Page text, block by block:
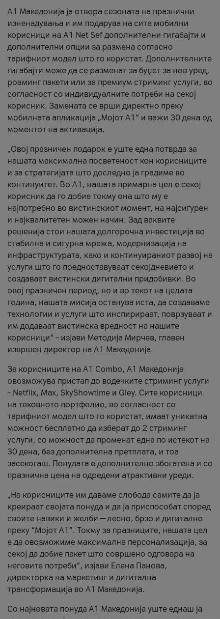
А1 Македонија ја отвора сезоната на празнични
изненадувања и им подарува на сите мобилни
корисници на A1 Net Sef дополнителни гигабајти и
дополнителни опции за размена согласно
тарифниот модел што го користат. Дополнителните
гигабајти може да се разменат за буџет за нов уред,
роаминг пакети или за премиум стриминг услуги, во
согласност со индивидуалните потреби на секој
корисник. Замената се врши директно преку
мобилната апликација „Мојот А1“ и важи 30 дена од
моментот на активација.
„Овој празничен подарок е уште една потврда за
нашата максимална посветеност кон корисниците
и за стратегијата што доследно ја градиме во
континуитет. Во А1, нашата примарна цел е секој
корисник да го добие токму она што му е
најпотребно во вистинскиот момент, на најсигурен
и најквалитетен можен начин. Зад ваквите
решенија стои нашата долгорочна инвестиција во
стабилна и сигурна мрежа, модернизација на
инфраструктурата, како и континуираниот развој на
услуги што го поедноставуваат секојдневието и
создаваат вистински дигитални придобивки. Во
овој празничен период, но и во текот на целата
година, нашата мисија останува иста, да создаваме
технологии и услуги што инспирираат, поврзуваат и
им додаваат вистинска вредност на нашите
корисници“ – изјави Методија Мирчев, главен
извршен директор на А1 Македонија.
За корисниците на A1 Combo, А1 Македонија
овозможува пристап до водечките стриминг услуги
– Netflix, Max, SkyShowtime и Gley. Сите корисници
на тековното портфолио, во согласност со
тарифниот модел што го користат, имаат уникатна
можност бесплатно да изберат до 2 стриминг
услуги, со можност да променат една по истекот на
30 дена, без дополнителна претплата, и тоа
засекогаш. Понудата е дополнително збогатена и со
празнична цена на одредени атрактивни уреди.
„На корисниците им даваме слобода самите да ја
креираат својата понуда и да ја приспособат според
своите навики и желби — лесно, брзо и дигитално
преку “Мојот А1”. Токму за празниците, нашата цел
е да овозможиме максимална персонализација, за
секој да добие пакет што совршено одговара на
неговите потреби“, изјави Елена Панова,
директорка на маркетинг и дигитална
трансформација во А1 Македонија.
Со најновата понуда А1 Македонија уште еднаш ја